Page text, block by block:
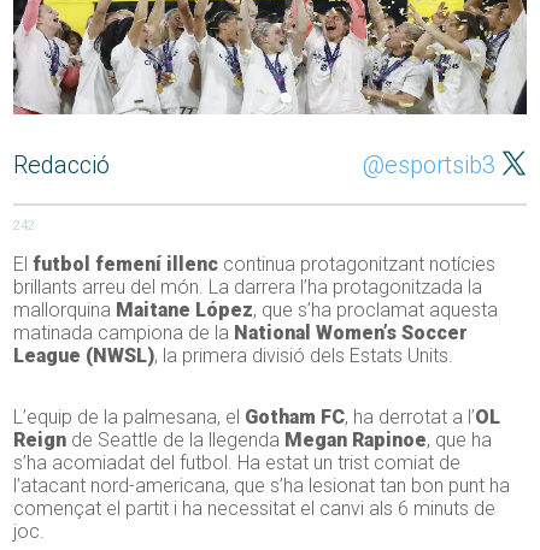
Redacció @esportsib3
242
Elfutbol femení illenc continua protagonitzant notícies
brillants arreu del món. La darrera l’ha protagonitzada la
mallorquina Maitane López, que s’ha proclamat aquesta
matinada campiona de la National Women’s Soccer
League (NWSL), la primera divisió dels Estats Units.
L’equip de la palmesana, el Gotham FC, ha derrotat a l’OL
Reign de Seattle de la llegenda Megan Rapinoe, que ha
s’ha acomiadat del futbol. Ha estat un trist comiat de
l’atacant nord-americana, que s’ha lesionat tan bon punt ha
començat el partit i ha necessitat el canvi als 6 minuts de
joc.